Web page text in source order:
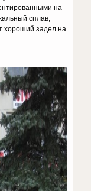
на
сплав,
хороший задел на